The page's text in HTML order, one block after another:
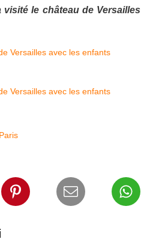
le château de Versailles